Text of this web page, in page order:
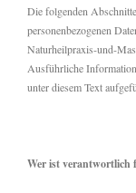
Die folgenden Abschnitte
personenbezogenen
Naturheilpraxis-und-
Ausführliche
unter diesem Text
Wer ist verantwortlich